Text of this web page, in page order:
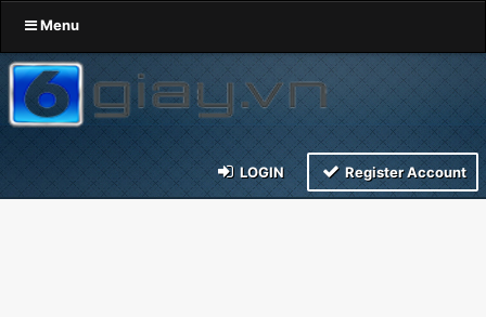
Menu
LOGIN Register Account